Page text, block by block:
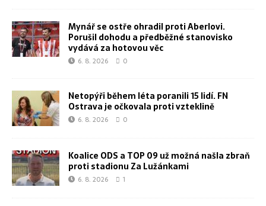
Mynář se ostře ohradil proti Aberlovi.
Porušil dohodu a předběžné stanovisko
vydává za hotovou věc
6. 8. 2026 0
Netopýři během léta poranili 15 lidí. FN
Ostrava je očkovala proti vzteklině
6. 8. 2026 0
Koalice ODS a TOP 09 už možná našla zbraň
proti stadionu Za Lužánkami
6. 8. 2026 1